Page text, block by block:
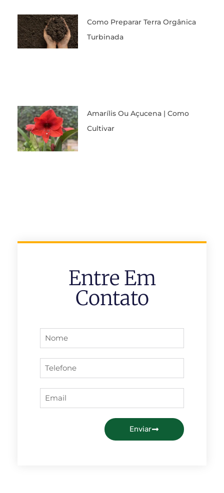
Como Preparar Terra Orgânica
Turbinada
Amarílis Ou Açucena | Como
Cultivar
Entre Em
Contato
Enviar